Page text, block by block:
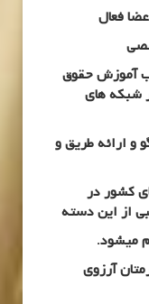
فعال
آموزش حقوق
شبکه های
و ارائه طریق و
کشور در
از این دسته
میشود.
آرزوی